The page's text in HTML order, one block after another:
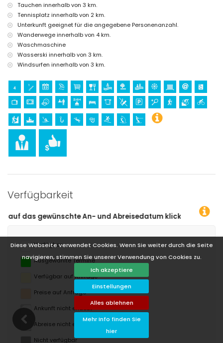
Diese Webseite verwendet Cookies. Wenn Sie weiter durch die Seite
navigieren, stimmen Sie unserer Verwendung von Cookies zu.
Ich akzeptiere
Einstellungen
Alles ablehnen
Mehr Info finden Sie
hier
Tauchen innerhalb von 3 km.
Tennisplatz innerhalb von 2 km.
Unterkunft geeignet für die angegebene Personenanzahl.
Wanderwege innerhalb von 4 km.
Waschmaschine
Wasserski innerhalb von 3 km.
Windsurfen innerhalb von 3 km.
Verfügbarkeit
klicken!
Verfügbar
Ausgewählte Termine
Verfügbar auf Anfrage
Preise auf Anfrage
Ankunft nicht erlaubt
Abreise nicht erlaubt
Nicht verfügbar